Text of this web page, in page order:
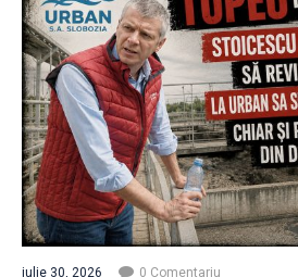
iulie 30, 2026 0 Comentariu